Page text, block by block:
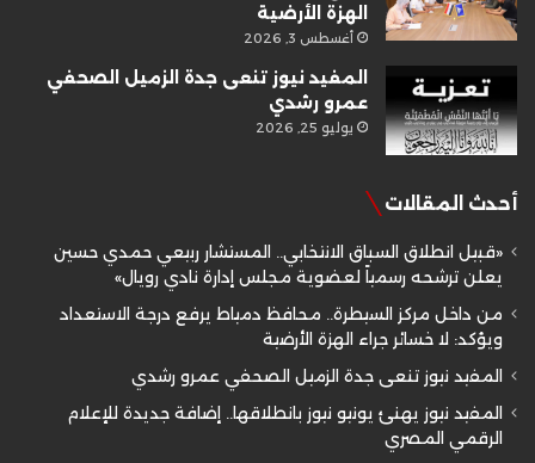
الهزة الأرضية
أغسطس 3, 2026
المفيد نيوز تنعى جدة الزميل الصحفي
عمرو رشدي
يوليو 25, 2026
أحدث المقالات
«قبيل انطلاق السباق الانتخابي.. المستشار ربيعي حمدي حسين
يعلن ترشحه رسمياً لعضوية مجلس إدارة نادي رويال»
من داخل مركز السيطرة.. محافظ دمياط يرفع درجة الاستعداد
ويؤكد: لا خسائر جراء الهزة الأرضية
المفيد نيوز تنعى جدة الزميل الصحفي عمرو رشدي
المفيد نيوز يهنئ يونيو نيوز بانطلاقها.. إضافة جديدة للإعلام
الرقمي المصري